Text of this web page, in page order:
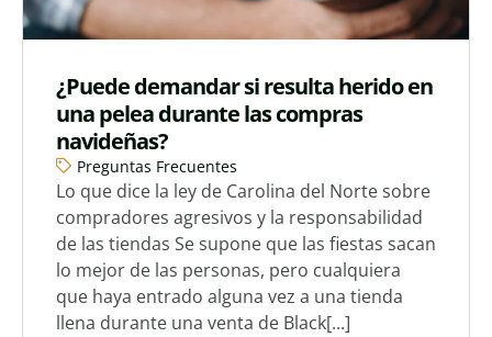
¿Puede demandar si resulta herido en
una pelea durante las compras
navideñas?
Preguntas Frecuentes
Lo que dice la ley de Carolina del Norte sobre
compradores agresivos y la responsabilidad
de las tiendas Se supone que las fiestas sacan
lo mejor de las personas, pero cualquiera
que haya entrado alguna vez a una tienda
llena durante una venta de Black[...]